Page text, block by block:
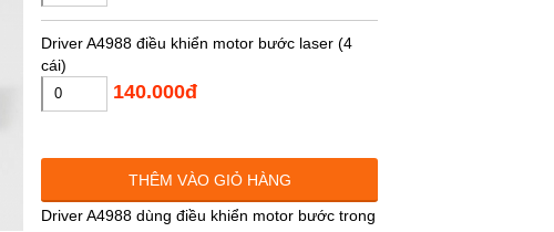
Driver A4988 điều khiển motor bước laser (4
cái)
140.000đ
THÊM VÀO GIỎ HÀNG
Driver A4988 dùng điều khiển motor bước trong